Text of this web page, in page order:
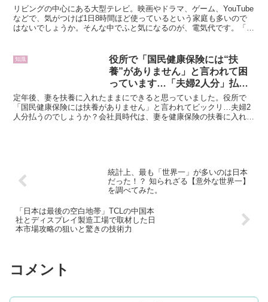
うか？
リビングの中心にある大型テレビ。映画やドラマ、ゲーム、YouTube
などで、気がつけば1日8時間ほど使っているという家庭も多いので
はないでしょうか。そんな中でふと気になるのが、電気代です。「見
知識
役所で「国民健康保険には“扶
養”がありません」と言われて困
っています…「夫婦2人分」払う
となるとあまりに生活が苦しいの
ですが、受け入れるしかないので
しょうか？
定年後、妻を扶養に入れたままにできると思っていました。役所で
「国民健康保険には扶養がありません」と言われてビックリ…夫婦2
人分払うのでしょうか？会社員時代は、妻を健康保険の扶養に入れて
統計上、最も「世界一」が多いのは日本
だった！？ 知られざる【意外な世界一】
を調べてみた。
「日本は最後の空白地帯」TCLの中国本
社とディスプレイ製造工場で取材した日
本市場攻略の狙いと驚きの技術力
コメント